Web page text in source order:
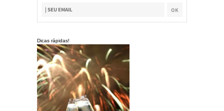
Dicas rápidas!